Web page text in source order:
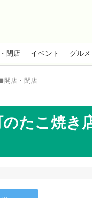
閉店 イベント グルメ
開店・閉店
たこ焼き